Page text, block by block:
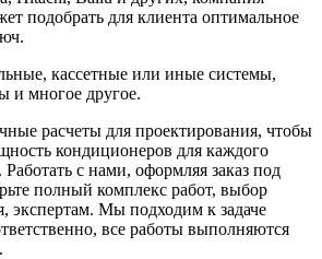
подобрать для клиента оптимальное
кассетные или иные системы,
и многое другое.
расчеты для проектирования, чтобы
кондиционеров для каждого
Работать с нами, оформляя заказ под
полный комплекс работ, выбор
экспертам. Мы подходим к задаче
все работы выполняются